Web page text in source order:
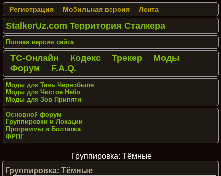
Регистрация Мобильная версия Лента
StalkerUz.com Территория Сталкера
Полная версия сайта
ТС-Онлайн Кодекс Трекер
Моды
Форум
F.A.Q.
Моды для Тень Чернобыля
Моды для Чистое Небо
Моды для Зов Припяти
Основной форум
Группировки и Локации
Программы и Болталка
ФРПГ
Группировка: Тёмные
Группировка: Тёмные